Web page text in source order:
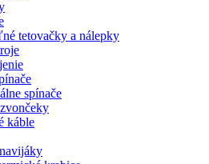
tetovačky a nálepky
spínače
káble